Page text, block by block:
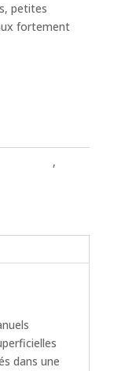
petites
fortement
,
dans une